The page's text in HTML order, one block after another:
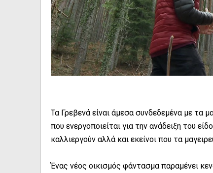
Τα Γρεβενά είναι άμεσα συνδεδεμένα με τα
που ενεργοποιείται για την ανάδειξη του
καλλιεργούν αλλά και εκείνοι που τα
Ένας νέος οικισμός φάντασμα παραμένει